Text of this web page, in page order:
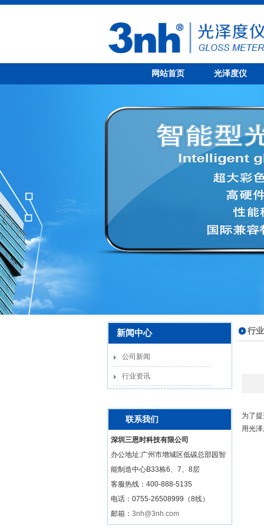
网站首页 光泽度仪
新闻中心
公司新闻
行业资讯
联系我们
深圳三恩时科技有限公司
办公地址:广州市增城区低碳总部园智
能制造中心B33栋6、7、8层
客服热线： 400-888-5135
电话：0755-26508999（8线）
邮箱： 3nh@3nh.com
行
为了
用光